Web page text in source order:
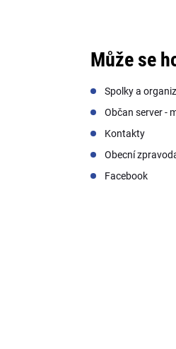
Může se
Spolky a
Občan server -
Kontakty
Obecní
Facebook